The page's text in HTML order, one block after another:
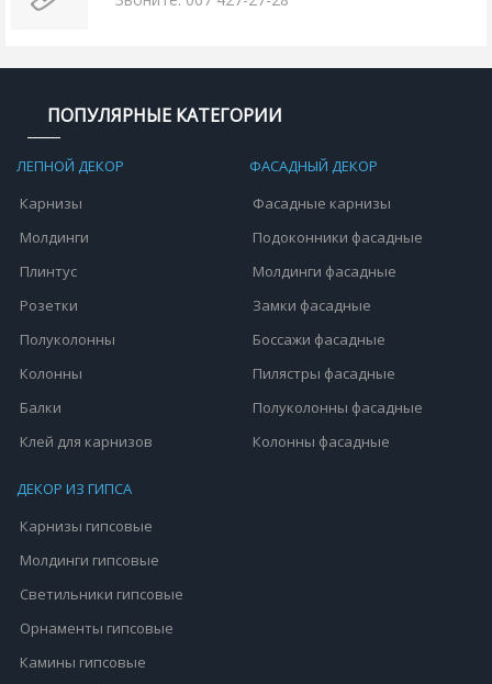
ПОПУЛЯРНЫЕ КАТЕГОРИИ
ЛЕПНОЙ ДЕКОР
Карнизы
Молдинги
Плинтус
Розетки
Полуколонны
Колонны
Балки
Клей для карнизов
ФАСАДНЫЙ ДЕКОР
Фасадные карнизы
Подоконники фасадные
Молдинги фасадные
Замки фасадные
Боссажи фасадные
Пилястры фасадные
Полуколонны фасадные
Колонны фасадные
ДЕКОР ИЗ ГИПСА
Карнизы гипсовые
Молдинги гипсовые
Светильники гипсовые
Орнаменты гипсовые
Камины гипсовые